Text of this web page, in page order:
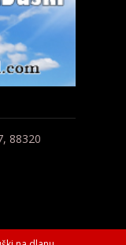
88320